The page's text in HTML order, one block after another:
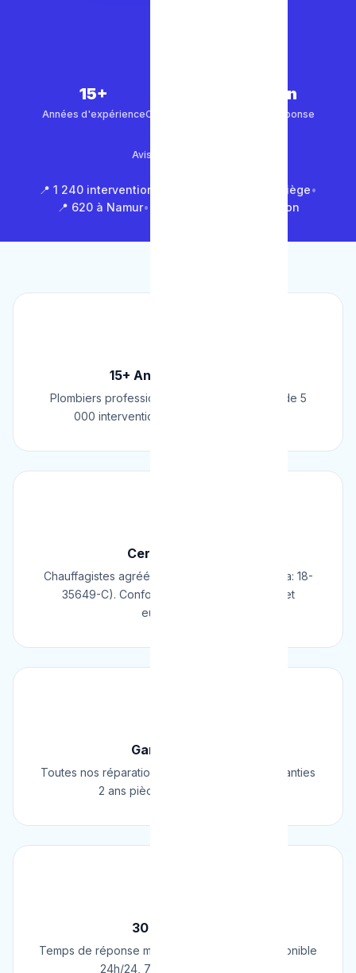
15+
Années d'expérienceClients satisfaits
30 min
Temps de réponse
Avis Google (500+)
📍 1 240 interventions à Bruxelles 📍 850 à Liège•
📍 620 à Namur• 📍 1 430 en Brabant Wallon
15+ Ans d'Expérience
Plombiers professionnels depuis 2009. Plus de 5
000 interventions réussies en Belgique.
Certifié & Agréé
Chauffagistes agréés Cerga/Cedicol (N° Cerga: 18-
35649-C). Conformes aux normes belges et
européennes.
Garantie 2 Ans
Toutes nos réparations et installations sont garanties
2 ans pièces et main d'œuvre.
30 Min Chrono
Temps de réponse moyen de 30 minutes. Disponible
24h/24, 7j/7, 365 jours par an.